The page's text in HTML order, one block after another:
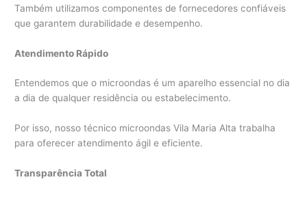
Também utilizamos componentes de fornecedores confiáveis
que garantem durabilidade e desempenho.
Atendimento Rápido
Entendemos que o microondas é um aparelho essencial no dia
a dia de qualquer residência ou estabelecimento.
Por isso, nosso técnico microondas Vila Maria Alta trabalha
para oferecer atendimento ágil e eficiente.
Transparência Total